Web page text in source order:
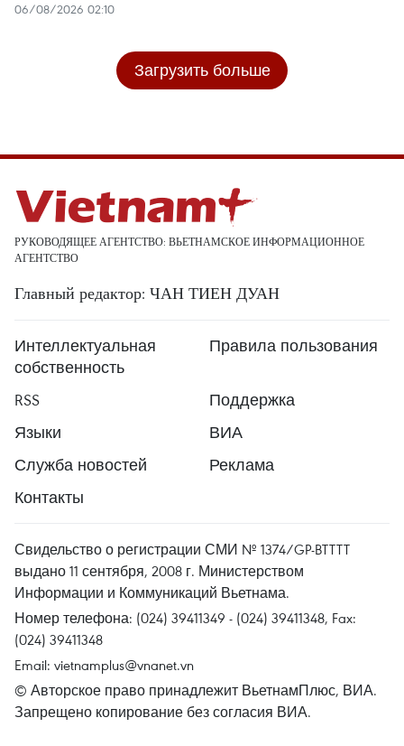
06/08/2026 02:10
Загрузить больше
РУКОВОДЯЩЕЕ АГЕНТСТВО: ВЬЕТНАМСКОЕ ИНФОРМАЦИОННОЕ
АГЕНТСТВО
Главный редактор: ЧАН ТИЕН ДУАН
Интеллектуальная
собственность
Правила пользования
RSS
Поддержка
Языки
ВИА
Служба новостей
Реклама
Контакты
Свидельство о регистрации СМИ № 1374/GP-BTTTT
выдано 11 сентября, 2008 г. Министерством
Информации и Коммуникаций Вьетнама.
Номер телефона: (024) 39411349 - (024) 39411348, Fax:
(024) 39411348
Email: vietnamplus@vnanet.vn
© Авторское право принадлежит ВьетнамПлюс, ВИА.
Запрещено копирование без согласия ВИА.